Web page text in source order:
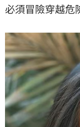
必須冒險穿越危